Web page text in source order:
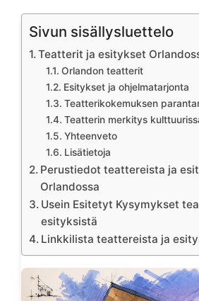
Sivun sisällysluettelo
Teatterit ja esitykset
Orlandon teatterit
Esitykset ja ohjelmatarjonta
Teatterikokemuksen
Teatterin merkitys
Yhteenveto
Lisätietoja
Perustiedot teattereista ja
Orlandossa
Usein Esitetyt Kysymykset
esityksistä
Linkkilista teattereista ja